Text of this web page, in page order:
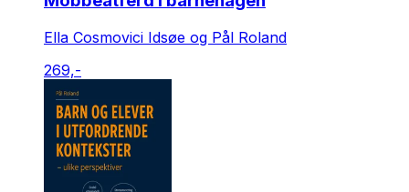
Ella Cosmovici Idsøe og Pål Roland
269,-